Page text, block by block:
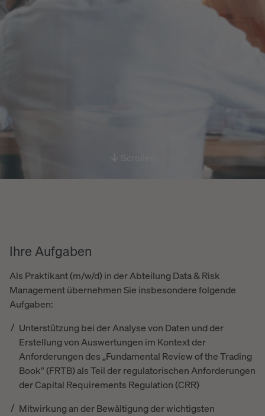
Ihre Aufgaben
Als Praktikant (m/w/d) in der Abteilung Data & Risk
Management übernehmen Sie insbesondere folgende
Aufgaben:
Unterstützung bei der Analyse von Daten und der
Erstellung von Auswertungen im Kontext der
Anforderungen des „Fundamental Review of the Trading
Book“ (FRTB) als Teil der regulatorischen Anforderungen
der Capital Requirements Regulation (CRR)
Mitwirkung an der Bewältigung der wichtigsten